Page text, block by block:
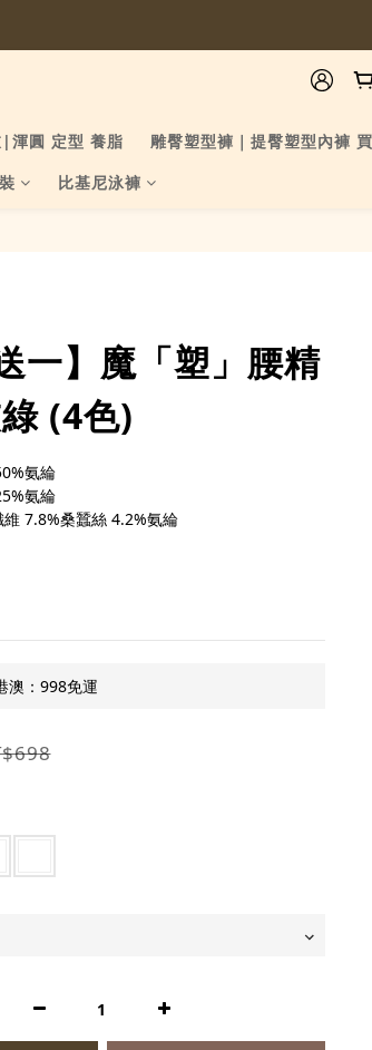
渾圓 定型 養脂
雕臀塑型褲｜提臀塑型內褲
比基尼泳褲
一】魔「塑」腰精
(4色)
氨綸
氨綸
7.8%桑蠶絲 4.2%氨綸
澳：998免運